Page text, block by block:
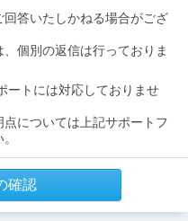
答いたしかねる場合がござ
個別の返信は行っておりま
ートには対応しておりませ
については上記サポートフ
確認